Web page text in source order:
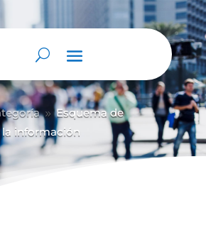
9 Esquema de
información